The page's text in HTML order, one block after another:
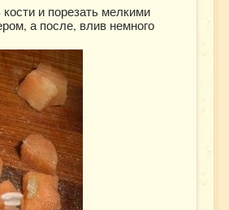
и порезать мелкими
а после, влив немного